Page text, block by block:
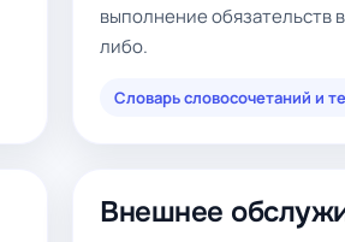
выполнение обязательств
либо.
Словарь словосочетаний и
Внешнее